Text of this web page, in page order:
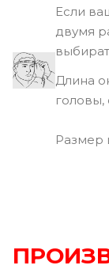
Если
двумя
Длина
Размер